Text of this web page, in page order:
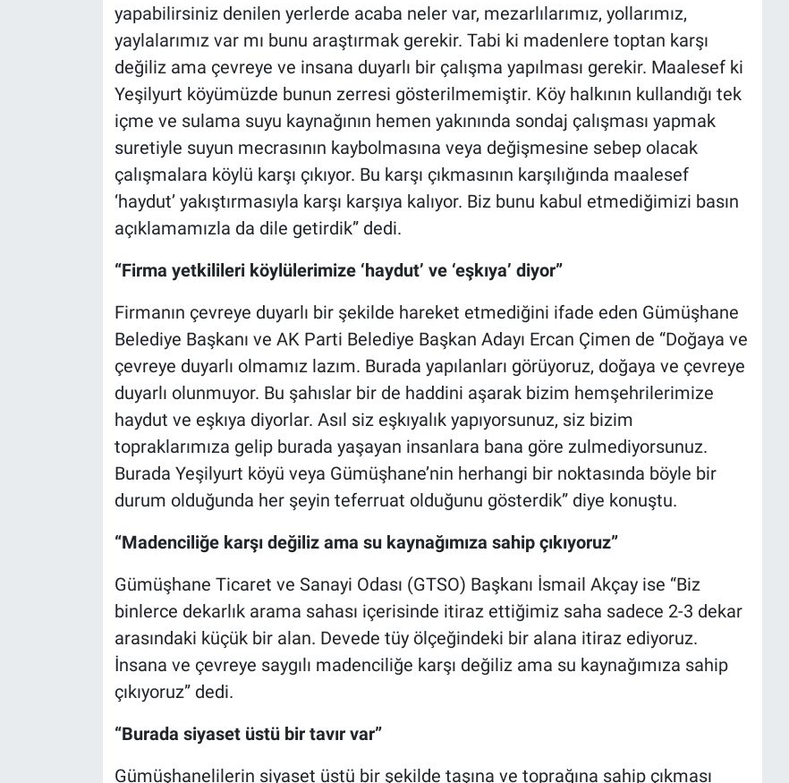
yapabilirsiniz denilen yerlerde acaba neler var, mezarlılarımız, yollarımız,
yaylalarımız var mı bunu araştırmak gerekir. Tabi ki madenlere toptan karşı
değiliz ama çevreye ve insana duyarlı bir çalışma yapılması gerekir. Maalesef ki
Yeşilyurt köyümüzde bunun zerresi gösterilmemiştir. Köy halkının kullandığı tek
içme ve sulama suyu kaynağının hemen yakınında sondaj çalışması yapmak
suretiyle suyun mecrasının kaybolmasına veya değişmesine sebep olacak
çalışmalara köylü karşı çıkıyor. Bu karşı çıkmasının karşılığında maalesef
‘haydut’ yakıştırmasıyla karşı karşıya kalıyor. Biz bunu kabul etmediğimizi basın
açıklamamızla da dile getirdik” dedi.
“Firma yetkilileri köylülerimize ‘haydut’ ve ‘eşkıya’ diyor”
Firmanın çevreye duyarlı bir şekilde hareket etmediğini ifade eden Gümüşhane
Belediye Başkanı ve AK Parti Belediye Başkan Adayı Ercan Çimen de “Doğaya ve
çevreye duyarlı olmamız lazım. Burada yapılanları görüyoruz, doğaya ve çevreye
duyarlı olunmuyor. Bu şahıslar bir de haddini aşarak bizim hemşehrilerimize
haydut ve eşkıya diyorlar. Asıl siz eşkıyalık yapıyorsunuz, siz bizim
topraklarımıza gelip burada yaşayan insanlara bana göre zulmediyorsunuz.
Burada Yeşilyurt köyü veya Gümüşhane’nin herhangi bir noktasında böyle bir
durum olduğunda her şeyin teferruat olduğunu gösterdik” diye konuştu.
“Madenciliğe karşı değiliz ama su kaynağımıza sahip çıkıyoruz”
Gümüşhane Ticaret ve Sanayi Odası (GTSO) Başkanı İsmail Akçay ise “Biz
binlerce dekarlık arama sahası içerisinde itiraz ettiğimiz saha sadece 2-3 dekar
arasındaki küçük bir alan. Devede tüy ölçeğindeki bir alana itiraz ediyoruz.
İnsana ve çevreye saygılı madenciliğe karşı değiliz ama su kaynağımıza sahip
çıkıyoruz” dedi.
“Burada siyaset üstü bir tavır var”
Gümüşhanelilerin siyaset üstü bir şekilde taşına ve toprağına sahip çıkması